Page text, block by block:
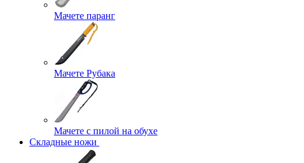
Мачете паранг
Мачете Рубака
Мачете с пилой на обухе
Складные ножи